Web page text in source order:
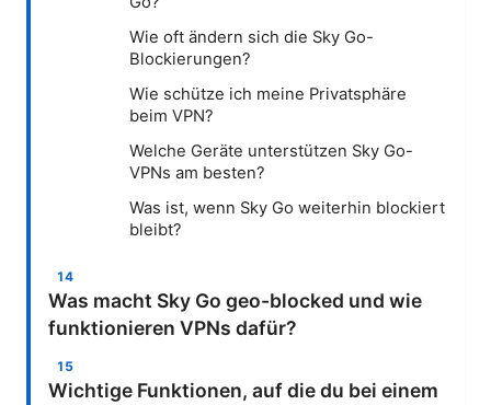
Wie oft ändern sich die Sky Go-
Blockierungen?
Wie schütze ich meine Privatsphäre
beim VPN?
Welche Geräte unterstützen Sky Go-
VPNs am besten?
Was ist, wenn Sky Go weiterhin blockiert
bleibt?
Was macht Sky Go geo-blocked und wie
funktionieren VPNs dafür?
Wichtige Funktionen, auf die du bei einem